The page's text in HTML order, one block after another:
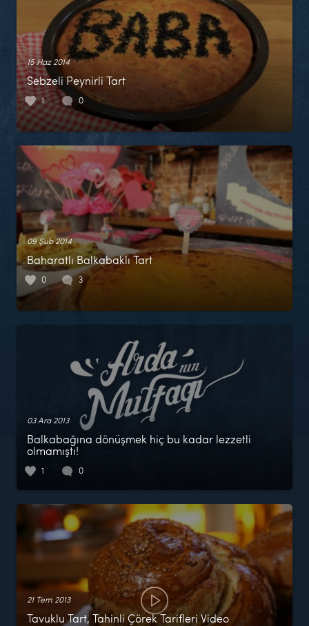
15 Haz 2014
Sebzeli Peynirli Tart
1 0
09 Şub 2014
Baharatlı Balkabaklı Tart
0 3
03 Ara 2013
Balkabağına dönüşmek hiç bu kadar lezzetli
olmamıştı!
1 0
21 Tem 2013
Tavuklu Tart, Tahinli Çörek Tarifleri Video